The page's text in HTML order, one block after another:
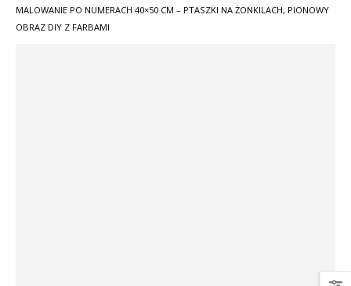
MALOWANIE PO NUMERACH 40×50 CM – PTASZKI NA ŻONKILACH, PIONOWY
OBRAZ DIY Z FARBAMI